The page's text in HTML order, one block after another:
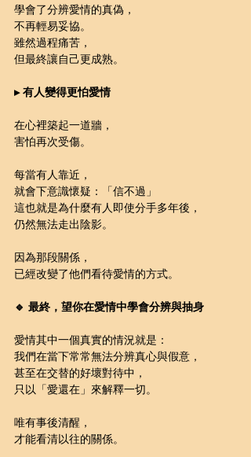
學會了分辨愛情的真偽，
不再輕易妥協。
雖然過程痛苦，
但最終讓自己更成熟。
▸ 有人變得更怕愛情
在心裡築起一道牆，
害怕再次受傷。
每當有人靠近，
就會下意識懷疑：「信不過」
這也就是為什麼有人即使分手多年後，
仍然無法走出陰影。
因為那段關係，
已經改變了他們看待愛情的方式。
🔹 最終，望你在愛情中學會分辨與抽身
愛情其中一個真實的情況就是：
我們在當下常常無法分辨真心與假意，
甚至在交替的好壞對待中，
只以「愛還在」來解釋一切。
唯有事後清醒，
才能看清以往的關係。